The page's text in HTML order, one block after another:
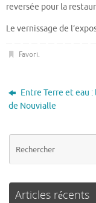
reversée pour la
Le vernissage de
Favori.
Entre Terre et eau :
de Nouvialle
Articles récents